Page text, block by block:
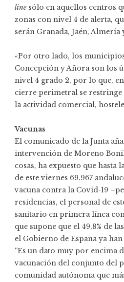
linesólo en aquellos centros
zonas con nivel 4 de alerta,
serán Granada, Jaén, Almería
«Por otro lado, los
Concepción y Añora son los
nivel 4 grado 2, por lo que,
cierre perimetral se restringe
la actividad comercial,
Vacunas
El comunicado de la Junta
intervención de Moreno
cosas, ha expuesto que hasta
de este viernes 69.967
vacuna contra la Covid-19
residencias, el personal de
sanitario en primera línea
que supone que el 49,8% de
el Gobierno de España ya
“Es un dato muy por encima
vacunación del conjunto del
comunidad autónoma que